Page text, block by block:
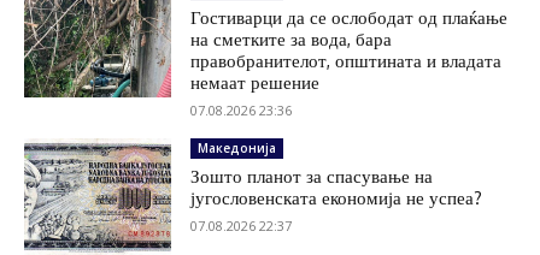
Гостиварци да се ослободат од плаќање
на сметките за вода, бара
правобранителот, општината и владата
немаат решение
07.08.2026 23:36
Македонија
Зошто планот за спасување на
југословенската економија не успеа?
07.08.2026 22:37